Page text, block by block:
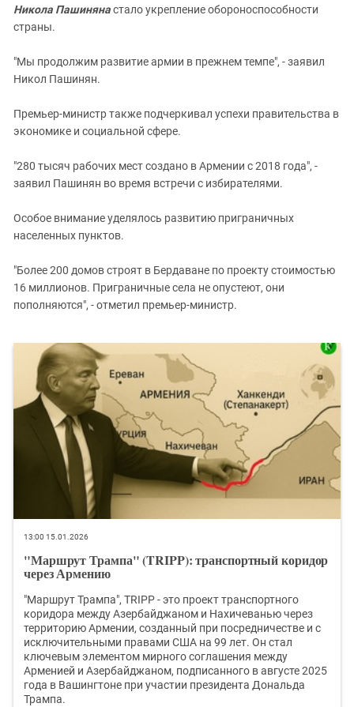
Никола Пашинянастало укрепление обороноспособности
страны.
"Мы продолжим развитие армии в прежнем темпе", - заявил
Никол Пашинян.
Премьер-министр также подчеркивал успехи правительства в
экономике и социальной сфере.
"280 тысяч рабочих мест создано в Армении с 2018 года", -
заявил Пашинян во время встречи с избирателями.
Особое внимание уделялось развитию приграничных
населенных пунктов.
"Более 200 домов строят в Бердаване по проекту стоимостью
16 миллионов. Приграничные села не опустеют, они
пополняются", - отметил премьер-министр.
13:00 15.01.2026
"Маршрут Трампа" (TRIPP): транспортный коридор
через Армению
"Маршрут Трампа", TRIPP - это проект транспортного
коридора между Азербайджаном и Нахичеванью через
территорию Армении, созданный при посредничестве и с
исключительными правами США на 99 лет. Он стал
ключевым элементом мирного соглашения между
Арменией и Азербайджаном, подписанного в августе 2025
года в Вашингтоне при участии президента Дональда
Трампа.